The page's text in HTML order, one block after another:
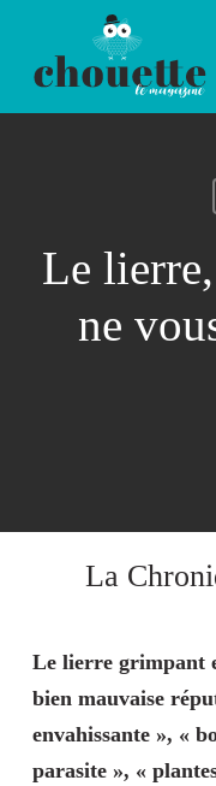
Rechercher
Le
ne
La
Le lierre grimpant
bien mauvaise
envahissante », «
parasite », «